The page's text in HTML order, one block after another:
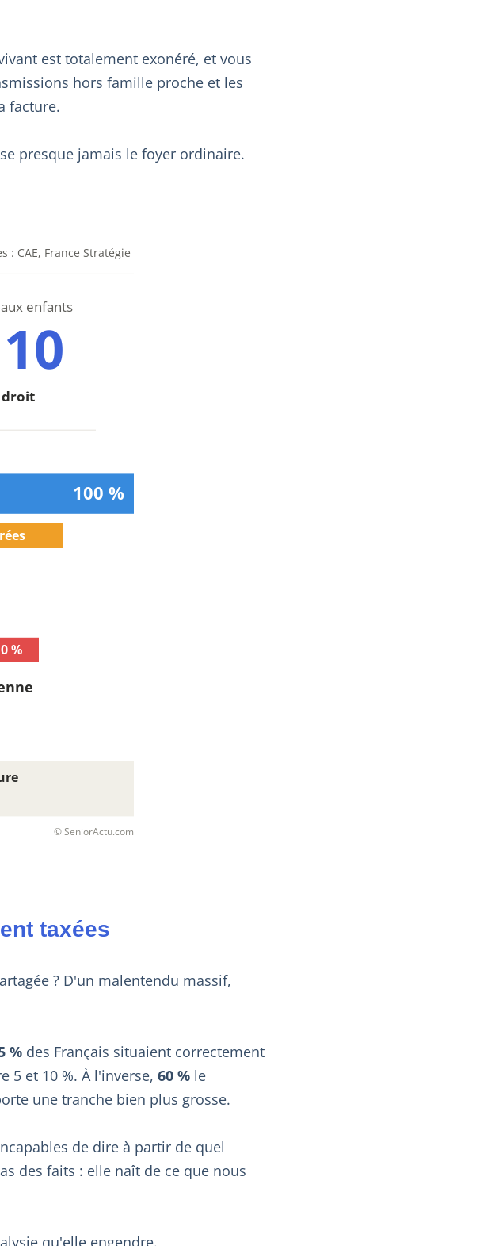
est totalement exonéré, et vous
hors famille proche et les
facture.
presque jamais le foyer ordinaire.
: CAE, France Stratégie
enfants
droit
100 %
%
© SeniorActu.com
taxées
? D'un malentendu massif,
% des Français situaient correctement
5 et 10 %. À l'inverse, 60 % le
une tranche bien plus grosse.
de dire à partir de quel
des faits : elle naît de ce que nous
qu'elle engendre.